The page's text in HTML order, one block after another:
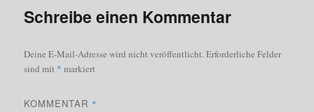
Schreibe einen Kommentar
Deine E-Mail-Adresse wird nicht veröffentlicht. Erforderliche Felder
sind mit * markiert
KOMMENTAR *